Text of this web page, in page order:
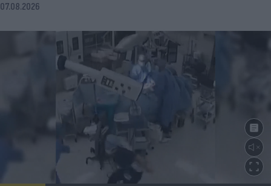
07.08.2026